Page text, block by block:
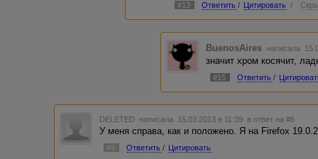
#13 Ответить / Цитировать /
BuenosAires написала
значит хром косячит,
#15 Ответить /
DELETED написала 15.03.2013 в 11:39 в ответ на #6
У меня справа, как и положено. Я на Firefox 19.0.2
#9 Ответить / Цитировать